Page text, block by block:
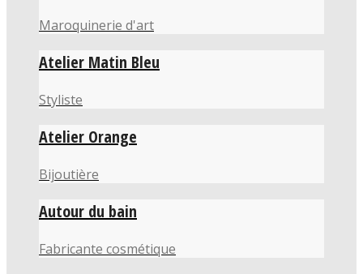
Maroquinerie d'art
Atelier Matin Bleu
Styliste
Atelier Orange
Bijoutière
Autour du bain
Fabricante cosmétique